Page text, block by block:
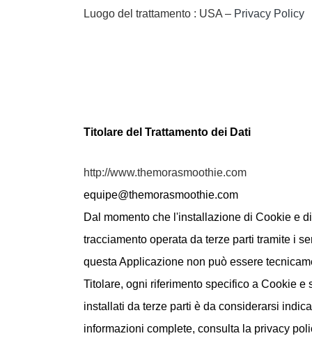
Luogo del trattamento : USA – Privacy Policy
Titolare del Trattamento dei Dati
http://www.themorasmoothie.com
equipe@themorasmoothie.com
Dal momento che l'installazione di Cookie e
tracciamento operata da terze parti tramite i
questa Applicazione non può essere
Titolare, ogni riferimento specifico a Cookie e
installati da terze parti è da considerarsi
informazioni complete, consulta la privacy